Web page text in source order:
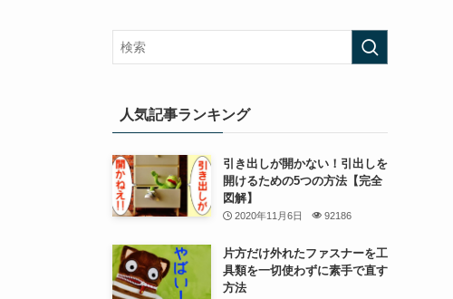
人気記事ランキング
引き出しが開かない！引出しを
開けるための5つの方法【完全
図解】
2020年11月6日 92186
片方だけ外れたファスナーを工
具類を一切使わずに素手で直す
方法